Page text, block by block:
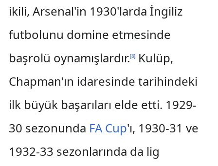
ikili, Arsenal'in 1930'larda İngiliz
futbolunu domine etmesinde
başrolü oynamışlardır.[8]Kulüp,
Chapman'ın idaresinde tarihindeki
ilk büyük başarıları elde etti. 1929-
30 sezonunda FA Cup'ı, 1930-31 ve
1932-33 sezonlarında da lig